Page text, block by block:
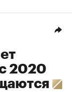
2020